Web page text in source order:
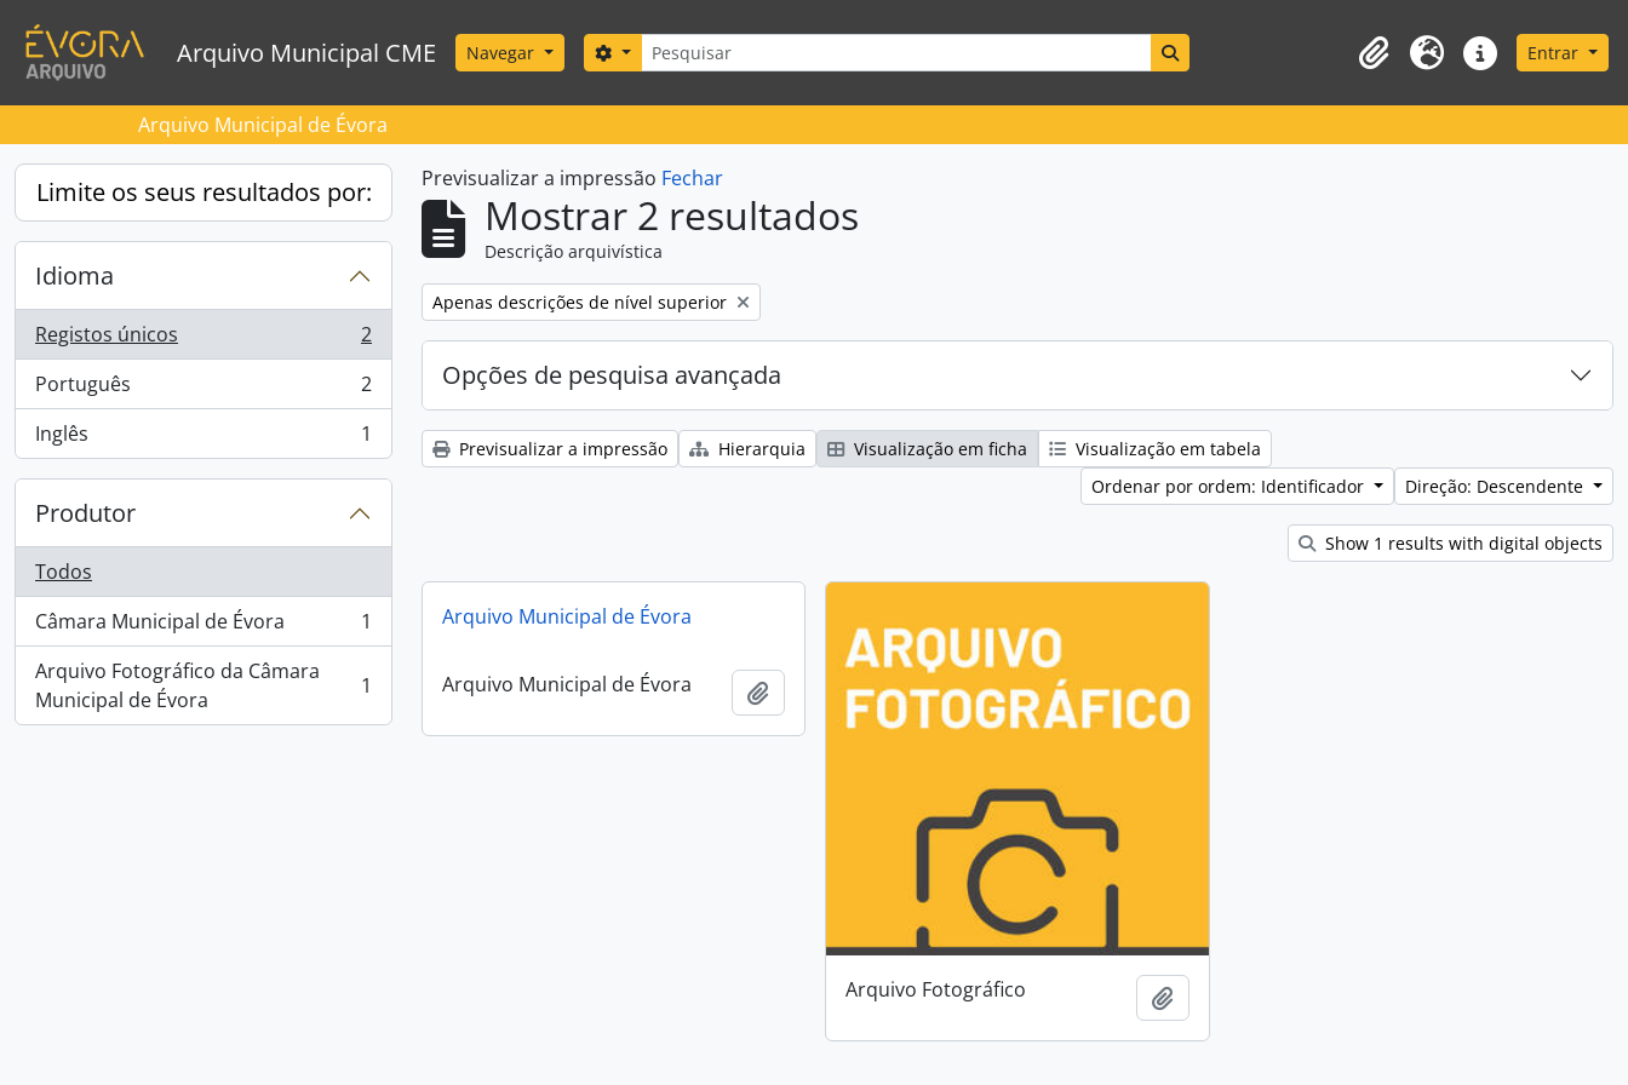
Arquivo Municipal CME Navegar Pesquisar
Search options Search in browse page
Área de transferência
Idioma Ligações rápidas
Entrar
Arquivo Municipal de Évora
Limite os seus resultados por:
Idioma
Registos únicos
, 2 resultados
2
Português
, 2 resultados
2
Inglês
, 1 resultados 1
Produtor
Todos
Câmara Municipal de Évora
, 1 resultados
1
Arquivo Fotográfico da Câmara
Municipal de Évora
, 1 resultados 1
Previsualizar a impressão Fechar
Mostrar 2 resultados
Descrição arquivística
Remove filter:
Apenas descrições de nível superior
Opções de pesquisa avançada
Previsualizar a impressão Hierarquia Visualização em ficha
Visualização em tabela
Ordenar por ordem: Identificador
Direção: Descendente
Show 1 results with digital objects
Arquivo Municipal de Évora
Arquivo Municipal de Évora Adicionar à área de transferência
Arquivo Fotográfico Adicionar à área de transferência